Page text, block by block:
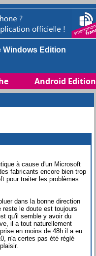
Windows Edition
Android Edition
à cause d'un Microsoft
fabricants encore bien trop
pour traiter les problèmes
dans la bonne direction
le doute est toujours
qu'il semble y avoir du
il a tout naturellement
en moins de 48h il a eu
n'a certes pas été réglé